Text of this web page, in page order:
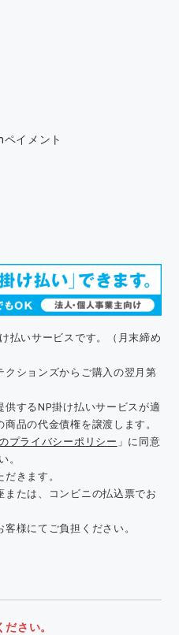
イメント
払いサービスです。（月末締め
ションズからご購入の翌月第
するNP掛け払いサービスが適
品の代金債権を譲渡します。
プライバシーポリシー 」に同意
。
きます。
たは、コンビニの払込票でお
様にてご負担ください。
さい。